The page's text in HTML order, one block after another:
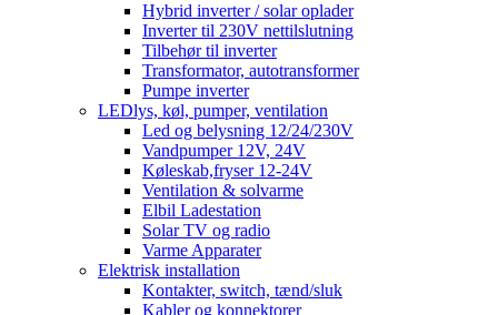
Hybrid inverter / solar oplader
Inverter til 230V nettilslutning
Tilbehør til inverter
Transformator, autotransformer
Pumpe inverter
LEDlys, køl, pumper, ventilation
Led og belysning 12/24/230V
Vandpumper 12V, 24V
Køleskab,fryser 12-24V
Ventilation & solvarme
Elbil Ladestation
Solar TV og radio
Varme Apparater
Elektrisk installation
Kontakter, switch, tænd/sluk
Kabler og konnektorer